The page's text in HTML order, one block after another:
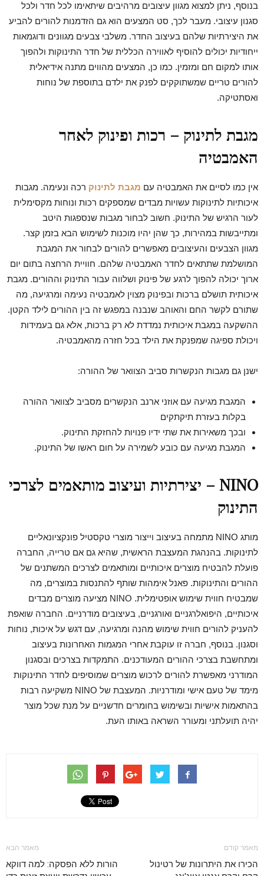
בנוסף, ניתן למצוא מגוון עיצובים מרהיבים שיתאימו לכל חדר ולכל
סגנון עיצובי. מעבר לכך, סט המצעים הוא גם הזדמנות להורים להביע
את היצירתיות שלהם בעיצוב החדר. משלבי צבעים מגוונים ודוגמאות
ייחודיות יכולים להוסיף לאווירה הכללית של חדר התינוקות ולהפוך
אותו למקום חם ומזמין. כמו כן, המצעים מהווים מתנה אידיאלית
להורים טריים שמשתוקקים לפנק את ילדם בתוספת של נוחות
ואסתטיקה.
מגבת לתינוק – רכות ופינוק לאחר
האמבטיה
אין כמו לסיים את האמבטיה עם מגבת לתינוק רכה ונעימה. מגבות
איכותיות לתינוקות עשויות מבדים שמספקים רכות ונוחות מקסימלית
לעור הרגיש של התינוק. חשוב לבחור מגבות שנספגות היטב
ומתייבשות במהירות, כך שהן יהיו מוכנות לשימוש הבא בזמן קצר.
מגוון הצבעים והעיצובים מאפשרים להורים לבחור את המגבת
המושלמת שתתאים לחדר האמבטיה שלהם. חוויית הרחצה בתום יום
ארוך יכולה להפוך לרגע של פינוק ושלווה עבור התינוק וההורים. מגבת
איכותית תושלם ברכות ובפינוק מצוין לאמבטיה נעימה ומרגיעה, מה
שתורם לקשר החם והאוהב שנבנה במפגש זה בין ההורים לילד הקטן.
ההשקעה במגבת איכותית נמדדת לא רק ברכות, אלא גם בעמידות
ויכולת ספיגה שמפנקת את הילד בכל חזרה מהאמבטיה.
ישנן גם מגבות הנקשרות סביב הצוואר של ההורה:
המגבת מגיעה עם אוזני ארנב הנקשרים מסביב לצוואר ההורה
בקלות בעזרת תיקתקים
ובכך משאירות את שתי ידיו פנויות להחזקת התינוק.
המגבת מגיעה עם כובע לשמירה על חום ראשו של התינוק.
NINO – יצירתיות ועיצוב מותאמים לצרכי
התינוק
מותג NINO מתמחה בעיצוב וייצור מוצרי טקסטיל פונקציונאליים
לתינוקות. בהנהגת המעצבת הראשית, שהיא גם אם טרייה, החברה
פועלת להבטיח מוצרים איכותיים ומותאמים לצרכים המשתנים של
ההורים והתינוקות. פאנל אימהות שותף להתנסות במוצרים, מה
שמבטיח חווית שימוש אופטימלית. NINO מציעה מוצרים מבדים
איכותיים, היפואלרגניים ואורגניים, בעיצובים מודרניים. החברה שואפת
להעניק להורים חווית שימוש מהנה ומרגיעה, עם דגש על איכות, נוחות
וסגנון. בנוסף, חברה זו עוקבת אחרי המגמות האחרונות בעיצוב
ומתחשבת בצרכי ההורים המעודכנים. התמקדות בצרכים ובסגנון
המודרני מאפשרת להורים לרכוש מוצרים שמוסיפים לחדר התינוקות
מימד של טעם אישי ומודרניות. המעצבת של NINO משקיעה רבות
בהתאמות אישיות ובשימוש בחומרים חדשניים על מנת שכל מוצר
יהיה תועלתני ומעורר השראה באותו העת.
מאמר קודם
הכירו את היתרונות של רטינול
מאמר הבא
הורות ללא הפסקה: למה דווקא